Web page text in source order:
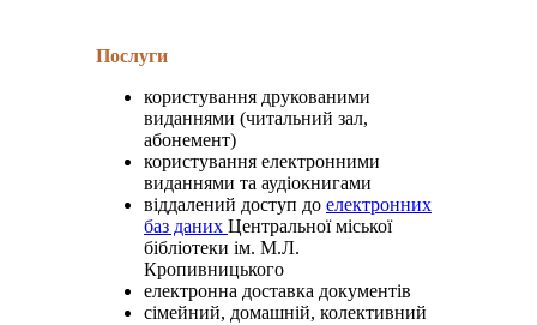
Послуги
користування друкованими
виданнями (читальний зал,
абонемент)
користування електронними
виданнями та аудіокнигами
віддалений доступ до електронних
баз даних Центральної міської
бібліотеки ім. М.Л.
Кропивницького
електронна доставка документів
сімейний, домашній, колективний